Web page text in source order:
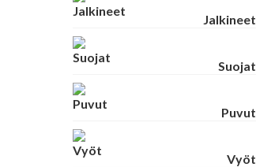
Jalkineet
Suojat
Puvut
Vyöt